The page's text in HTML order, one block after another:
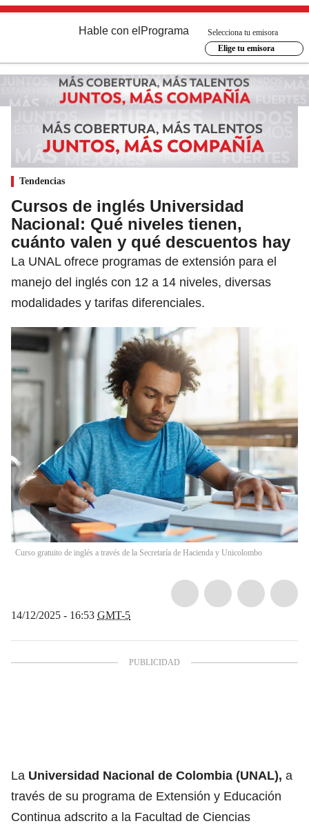
Hable con el Programa
Selecciona tu emisora
Elige tu emisora
Tendencias
Cursos de inglés Universidad
Nacional: Qué niveles tienen,
cuánto valen y qué descuentos hay
La UNAL ofrece programas de extensión para el
manejo del inglés con 12 a 14 niveles, diversas
modalidades y tarifas diferenciales.
Curso gratuito de inglés a través de la Secretaría de Hacienda y Unicolombo
14/12/2025 - 16:53 GMT-5
La Universidad Nacional de Colombia (UNAL), a
través de su programa de Extensión y Educación
Continua adscrito a la Facultad de Ciencias